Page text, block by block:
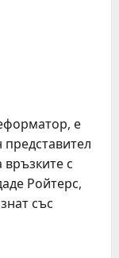
е
представител
с
Ройтерс,
със